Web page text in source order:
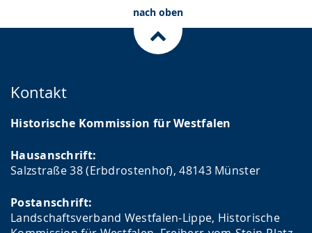
nach oben
Kontakt
Historische Kommission für Westfalen
Hausanschrift:
Salzstraße 38 (Erbdrostenhof), 48143 Münster
Postanschrift:
Landschaftsverband Westfalen-Lippe, Historische